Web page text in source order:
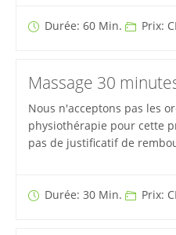
Durée: 60 Min. Prix:
Massage 30
Nous n'acceptons pas les
physiothérapie pour cette
pas de justificatif de
Durée: 30 Min. Prix: